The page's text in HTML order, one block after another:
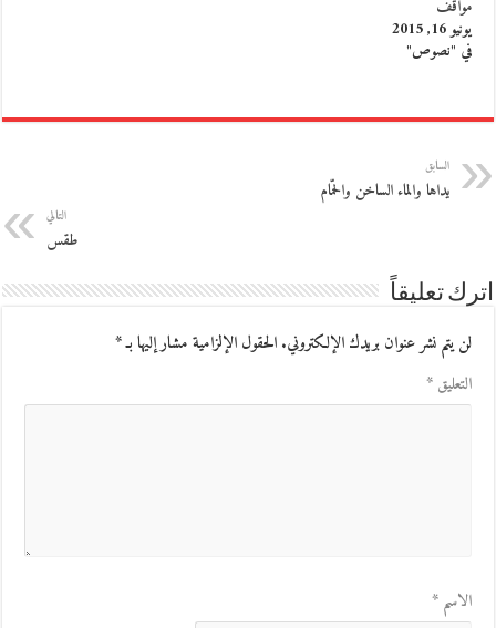
مواقف
يونيو 16, 2015
في "نصوص"
السابق
يداها والماء الساخن والحمّام
التالي
طقس
اترك تعليقاً
لن يتم نشر عنوان بريدك الإلكتروني.الحقول الإلزامية مشار إليها بـ*
التعليق*
الاسم*